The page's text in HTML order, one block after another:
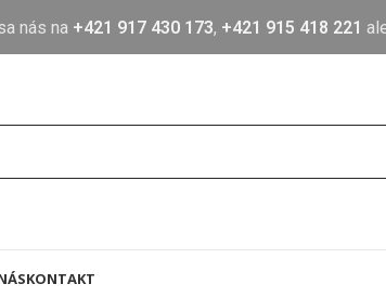
nás na +421 917 430 173, +421 915 418 221
KONTAKT